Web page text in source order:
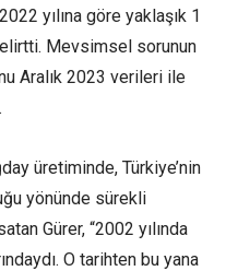
yılına göre yaklaşık 1
Mevsimsel sorunun
Aralık 2023 verileri ile
üretiminde, Türkiye’nin
yönünde sürekli
Gürer, “2002 yılında
O tarihten bu yana